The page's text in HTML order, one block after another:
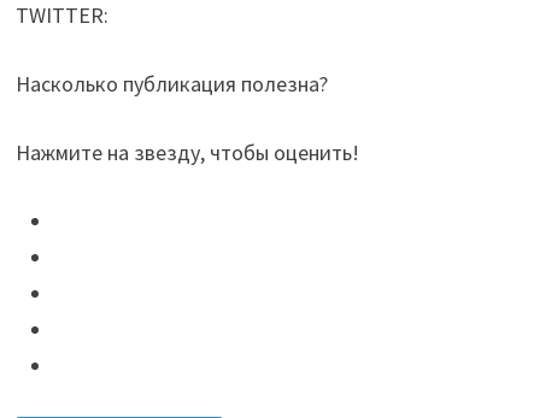
TWITTER:
Насколько публикация полезна?
Нажмите на звезду, чтобы оценить!